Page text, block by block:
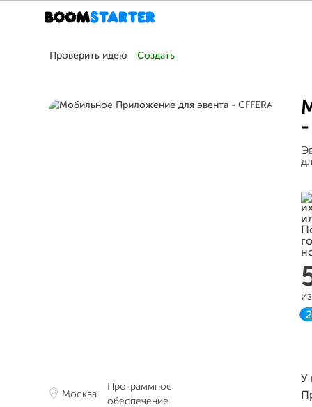
Проверить идею Создать
Москва
Программное
обеспечение
-
У